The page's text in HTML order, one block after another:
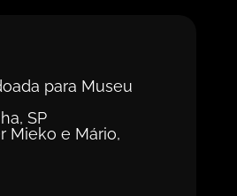
para Museu
SP
Mieko e Mário,